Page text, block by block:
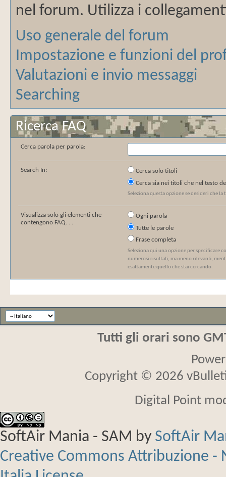
nel forum. Utilizza i
Uso generale del forum
Impostazione e funzioni del
Valutazioni e invio messaggi
Searching
Ricerca FAQ
Cerca parola per parola:
Search In:
Cerca solo titoli
Cerca sia nei titoli che nel testo
Seleziona questa opzione se desideri che
Visualizza solo gli elementi che
contengono FAQ. . .
Ogni parola
Tutte le parole
Frase completa
Seleziona qui una opzione per specificare
numerosi risultati, ma meno rilevanti,
esattamente quello che stai cercando.
Tutti gli orari sono
Copyright © 2026
Digital Point
SoftAir Mania - SAM by SoftAir
Creative Commons Attribuzione